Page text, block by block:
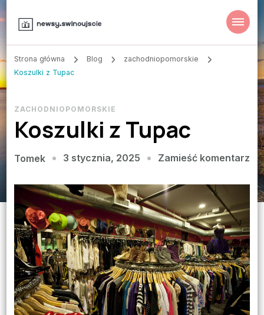
Strona główna Blog
zachodniopomorskie
Koszulki z Tupac
ZACHODNIOPOMORSKIE
Koszulki z Tupac
Tomek 3 stycznia, 2025 Zamieść komentarzwe
z